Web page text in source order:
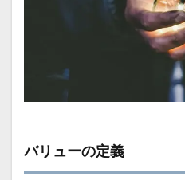
バリューの定義